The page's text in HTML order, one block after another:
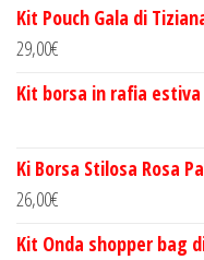
Kit Pouch Gala di
29,00€
Kit borsa in rafia
Ki Borsa Stilosa Rosa
26,00€
Kit Onda shopper bag